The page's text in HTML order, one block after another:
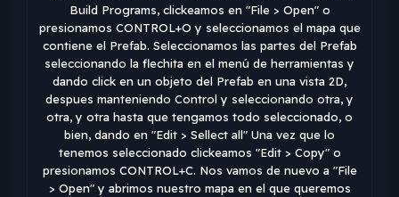
Build Programs, clickeamos en "File > Open" o
presionamos CONTROL+O y seleccionamos el mapa que
contiene el Prefab. Seleccionamos las partes del Prefab
seleccionando la flechita en el menú de herramientas y
dando click en un objeto del Prefab en una vista 2D,
despues manteniendo Control y seleccionando otra, y
otra, y otra hasta que tengamos todo seleccionado, o
bien, dando en "Edit > Sellect all" Una vez que lo
tenemos seleccionado clickeamos "Edit > Copy" o
presionamos CONTROL+C. Nos vamos de nuevo a "File
> Open" y abrimos nuestro mapa en el que queremos